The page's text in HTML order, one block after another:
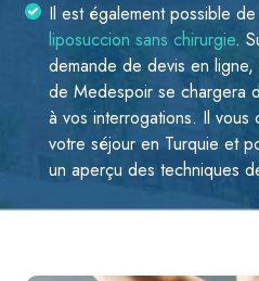
Il est également possible
liposuccion sans chirurgie.
demande de devis en ligne,
de Medespoir se chargera
à vos interrogations. Il vous
votre séjour en Turquie et
un aperçu des techniques